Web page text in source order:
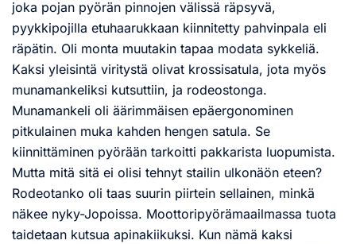
joka pojan pyörän pinnojen välissä räpsyvä,
pyykkipojilla etuhaarukkaan kiinnitetty pahvinpala eli
räpätin. Oli monta muutakin tapaa modata sykkeliä.
Kaksi yleisintä viritystä olivat krossisatula, jota myös
munamankeliksi kutsuttiin, ja rodeostonga.
Munamankeli oli äärimmäisen epäergonominen
pitkulainen muka kahden hengen satula. Se
kiinnittäminen pyörään tarkoitti pakkarista luopumista.
Mutta mitä sitä ei olisi tehnyt stailin ulkonäön eteen?
Rodeotanko oli taas suurin piirtein sellainen, minkä
näkee nyky-Jopoissa. Moottoripyörämaailmassa tuota
taidetaan kutsua apinakiikuksi. Kun nämä kaksi